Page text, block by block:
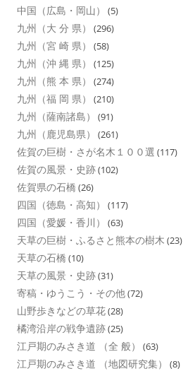
中国（広島・岡山） (5)
九州（大 分 県） (296)
九州（宮 崎 県） (58)
九州（沖 縄 県） (125)
九州（熊 本 県） (274)
九州（福 岡 県） (210)
九州（薩南諸島） (91)
九州（鹿児島県） (261)
佐賀の巨樹・さが名木１００選 (117)
佐賀の風景・史跡(102)
佐賀県の石橋 (26)
四国（徳島・高知） (117)
四国（愛媛・香川） (63)
天草の巨樹・ふるさと熊本の樹木 (23)
天草の石橋 (10)
天草の風景・史跡(31)
寄稿・ゆうこう・その他(72)
山野歩きなどの草花(28)
橘湾沿岸の戦争遺跡(25)
江戸期のみさき道 （全 般） (63)
江戸期のみさき道 （地図研究集） (8)